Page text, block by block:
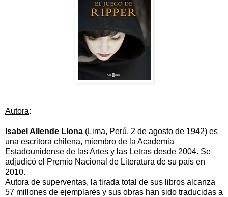
Autora:
Isabel Allende Llona (Lima, Perú, 2 de agosto de 1942) es
una escritora chilena, miembro de la Academia
Estadounidense de las Artes y las Letras desde 2004. Se
adjudicó el Premio Nacional de Literatura de su país en
2010.
Autora de superventas, la tirada total de sus libros alcanza
57 millones de ejemplares y sus obras han sido traducidas a